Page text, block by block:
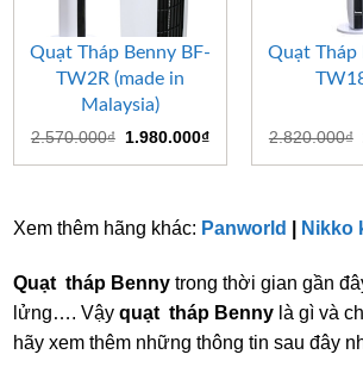
Quạt Tháp Benny BF-
TW2R (made in
Malaysia)
2.570.000₫ Giá
là:
1.980.000₫Giá
tại
Quạt Tháp
2.820.000₫
Xem thêm hãng khác: Panworld Nikko
Quạt tháp Benny trong thời gian gần
lửng…. Vậy quạt tháp Benny là gì và
hãy xem thêm những thông tin sau đây